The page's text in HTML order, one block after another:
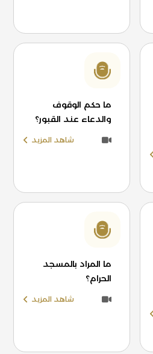
ما حكم الوقوف
والدعاء عند القبور؟
شاهد المزيد
ما المراد بالمسجد
الحرام؟
شاهد المزيد